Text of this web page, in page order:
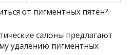
салоны предлагают
удалению пигментных